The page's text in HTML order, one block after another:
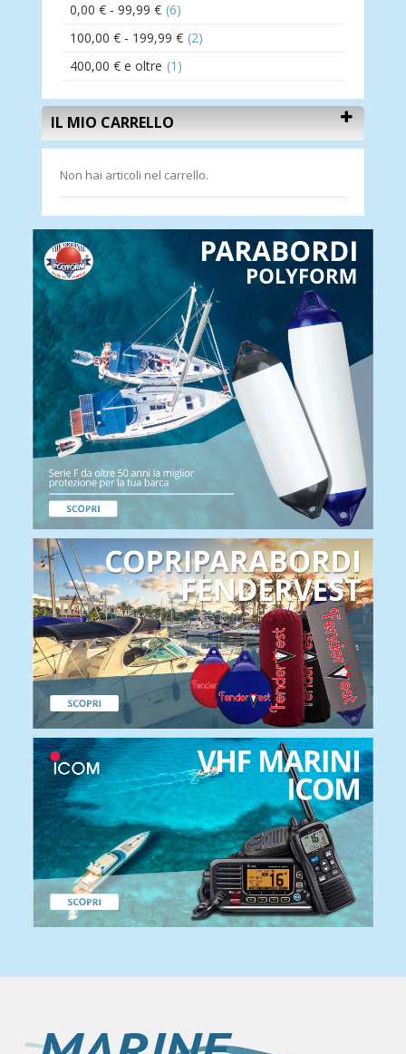
0,00 € - 99,99 € (6)
100,00 € - 199,99 € (2)
400,00 € e oltre (1)
IL MIO CARRELLO
Non hai articoli nel carrello.